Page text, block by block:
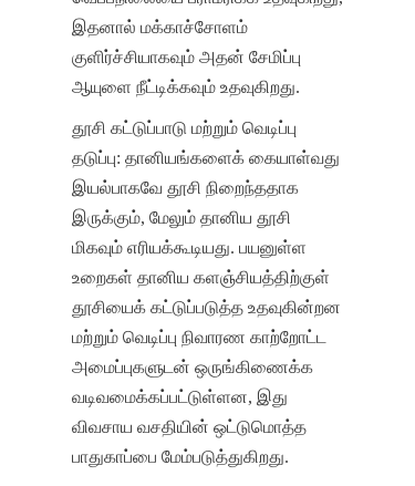
இதனால் மக்காச்சோளம்
குளிர்ச்சியாகவும் அதன் சேமிப்பு
ஆயுளை நீட்டிக்கவும் உதவுகிறது.
தூசி கட்டுப்பாடு மற்றும் வெடிப்பு
தடுப்பு: தானியங்களைக் கையாள்வது
இயல்பாகவே தூசி நிறைந்ததாக
இருக்கும், மேலும் தானிய தூசி
மிகவும் எரியக்கூடியது. பயனுள்ள
உறைகள் தானிய களஞ்சியத்திற்குள்
தூசியைக் கட்டுப்படுத்த உதவுகின்றன
மற்றும் வெடிப்பு நிவாரண காற்றோட்ட
அமைப்புகளுடன் ஒருங்கிணைக்க
வடிவமைக்கப்பட்டுள்ளன, இது
விவசாய வசதியின் ஒட்டுமொத்த
பாதுகாப்பை மேம்படுத்துகிறது.